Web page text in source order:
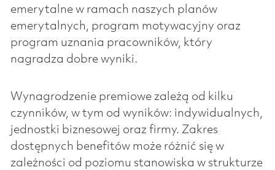
emerytalne w ramach naszych planów
emerytalnych, program motywacyjny oraz
program uznania pracowników, który
nagradza dobre wyniki.
Wynagrodzenie premiowe zależą od kilku
czynników, w tym od wyników: indywidualnych,
jednostki biznesowej oraz firmy. Zakres
dostępnych benefitów może różnić się w
zależności od poziomu stanowiska w strukturze